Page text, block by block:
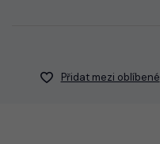
Přidat mezi oblíbené